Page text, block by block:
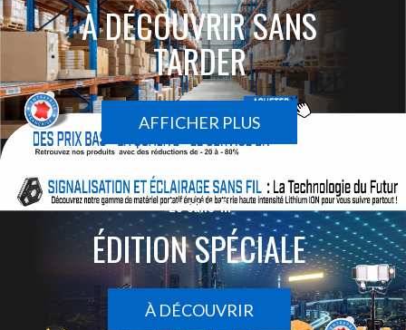
À DÉCOUVRIR SANS
TARDER
AFFICHER PLUS
Le sans-fil
ÉDITION SPÉCIALE
À DÉCOUVRIR